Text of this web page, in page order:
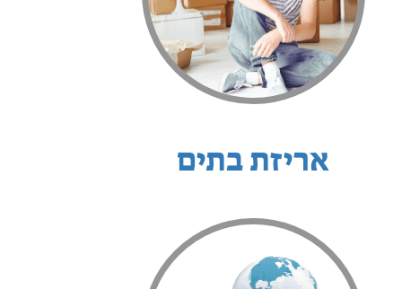
אריזת בתים